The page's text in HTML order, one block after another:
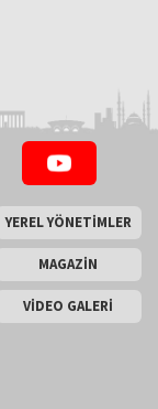
YEREL YÖNETİMLER
MAGAZİN
VİDEO GALERİ